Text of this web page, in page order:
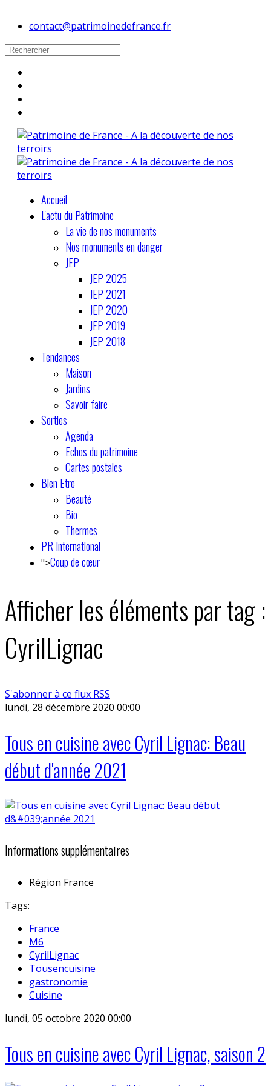
contact@patrimoinedefrance.fr
Accueil
L'actu du Patrimoine
La vie de nos monuments
Nos monuments en danger
JEP
JEP 2025
JEP 2021
JEP 2020
JEP 2019
JEP 2018
Tendances
Maison
Jardins
Savoir faire
Sorties
Agenda
Echos du patrimoine
Cartes postales
Bien Etre
Beauté
Bio
Thermes
PR International
">Coup de cœur
Afficher les éléments par tag :
CyrilLignac
S'abonner à ce flux RSS
lundi, 28 décembre 2020 00:00
Tous en cuisine avec Cyril Lignac: Beau
début d'année 2021
Informations supplémentaires
Région France
Tags:
France
M6
CyrilLignac
Tousencuisine
gastronomie
Cuisine
lundi, 05 octobre 2020 00:00
Tous en cuisine avec Cyril Lignac, saison 2